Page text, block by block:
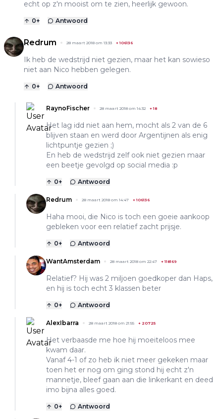
echt op z'n mooist om te zien, heerlijk gewoon.
0+ Antwoord
Redrum 28 maart 2018 om 13:33 +106136
Ik heb de wedstrijd niet gezien, maar het kan sowieso
niet aan Nico hebben gelegen.
0+ Antwoord
RaynoFischer 28 maart 2018 om 14:32 +18
Het lag idd niet aan hem, mocht als 2 van de 6
blijven staan en werd door Argentijnen als enig
lichtpuntje gezien ;)
En heb de wedstrijd zelf ook niet gezien maar
een beetje gevolgd op social media :p
0+ Antwoord
Redrum 28 maart 2018 om 14:47 +106136
Haha mooi, die Nico is toch een goeie aankoop
gebleken voor een relatief zacht prijsje.
0+ Antwoord
WantAmsterdam 28 maart 2018 om 22:47 +118169
Relatief? Hij was 2 miljoen goedkoper dan Haps,
en hij is toch echt 3 klassen beter
0+ Antwoord
AlexIbarra 28 maart 2018 om 21:55 + 20725
Het verbaasde me hoe hij moeiteloos mee
kwam daar.
Vanaf 4-1 of zo heb ik niet meer gekeken maar
toen het er nog om ging stond hij echt z'n
mannetje, bleef gaan aan die linkerkant en deed
imo bijna alles goed.
0+ Antwoord